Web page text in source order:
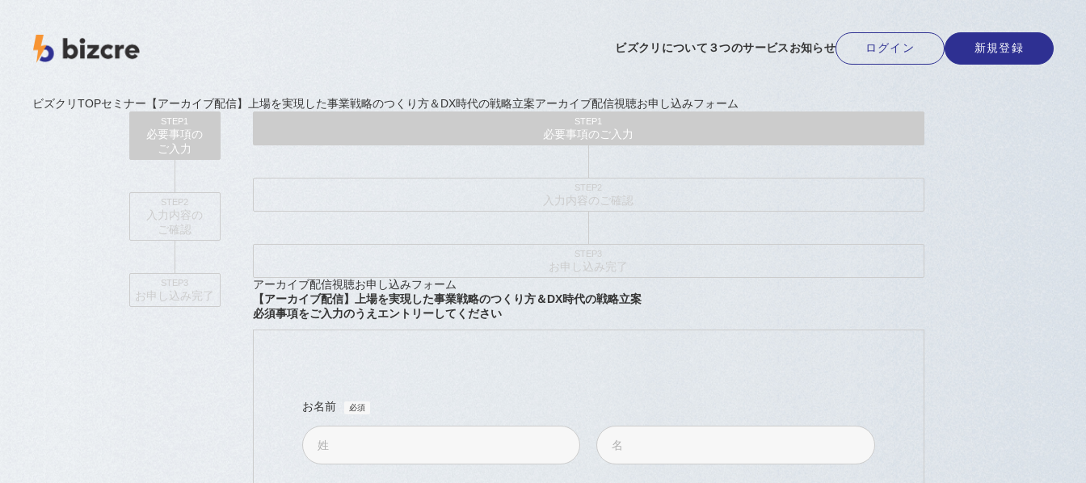
ログイン 新規登録
特定商取引に関する法律に基づく表記
個人情報保護方針
運営会社：ＢＣＣ株式会社
ビズクリTOPセミナー 【アーカイブ配信】上場を実現した事業戦略のつくり方＆DX時代の戦略立案アーカイブ配信視聴お申し込みフォーム
STEP1
必要事項の
ご入力
STEP2
入力内容の
ご確認
STEP3
お申し込み完了
STEP1
必要事項の ご入力
STEP2
入力内容の ご確認
STEP3
お申し込み完了
アーカイブ配信視聴お申し込みフォーム
【アーカイブ配信】上場を実現した事業戦略のつくり方＆DX時代の戦略立案
必須事項をご入力のうえ エントリーしてください
お名前